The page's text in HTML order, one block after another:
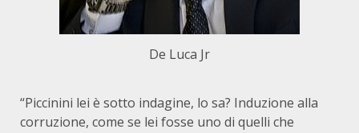
De Luca Jr
“Piccinini lei è sotto indagine, lo sa? Induzione alla
corruzione, come se lei fosse uno di quelli che